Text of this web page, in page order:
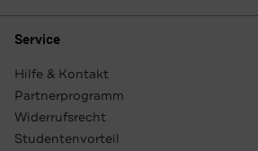
Service
Hilfe & Kontakt
Partnerprogramm
Widerrufsrecht
Studentenvorteil